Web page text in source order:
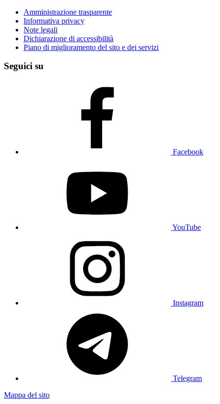
Amministrazione trasparente
Informativa privacy
Note legali
Dichiarazione di accessibilità
Piano di miglioramento del sito e dei servizi
Seguici su
Facebook
YouTube
Instagram
Telegram
Mappa del sito